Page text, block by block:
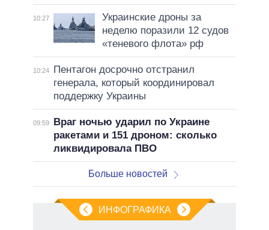
10:27
Украинские дроны за
неделю поразили 12 судов
«теневого флота» рф
10:24
Пентагон досрочно отстранил
генерала, который координировал
поддержку Украины
09:59
Враг ночью ударил по Украине
ракетами и 151 дроном: сколько
ликвидировала ПВО
Больше новостей
ИНФОГРАФИКА